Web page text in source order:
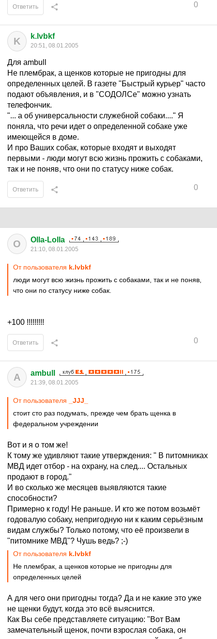
0
Ответить
K k.lvbkf
20:51, 08.01.2005
Для ambull
Не плембрак, а щенков которые не пригодны для
определенных целей. В газете "Быстрый курьер" часто
подают объявления, и в "СОДОЛСе" можно узнать
телефончик.
"... а об универсальности служебной собаки...." Я
поняла, что речи идет о определенной собаке уже
имеющейся в доме.
И про Ваших собак, которые входят и выходят
первыми - люди могут всю жизнь прожить с собаками,
так и не поняв, что они по статусу ниже собак.
0
Ответить
O Olla-Lolla
21:10, 08.01.2005
От пользователя k.lvbkf
люди могут всю жизнь прожить с собаками, так и не поняв,
что они по статусу ниже собак.
+100 !!!!!!!!!
0
Ответить
A ambull
21:39, 08.01.2005
От пользователя
_JJJ_
стоит сто раз подумать, прежде чем брать щенка в
федеральном учреждении
Вот и я о том же!
К тому же удивляют такие утверждения: " В питомниках
МВД идет отбор - на охрану, на след.... Остальных
продают в город."
И во сколько же месяцев выявляются такие
способности?
Примерно к году! Не раньше. И кто же потом возьмёт
годовалую собаку, непригодную ни к каким серьёзным
видам службы? Только потому, что её произвели в
"питомнике МВД"? Чушь ведь? ;-)
От пользователя k.lvbkf
Не плембрак, а щенков которые не пригодны для
определенных целей
А для чего они пригодны тогда? Да и не какие это уже
не щенки будут, когда это всё выяснится.
Как Вы себе представляете ситуацию: "Вот Вам
замечательный щенок, почти взрослая собака, он